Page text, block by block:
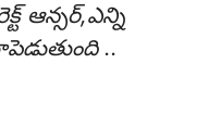
ఆన్సర్,ఎన్ని
..